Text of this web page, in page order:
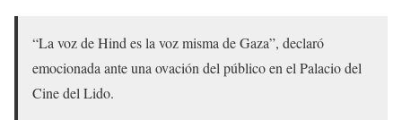
“La voz de Hind es la voz misma de Gaza”, declaró
emocionada ante una ovación del público en el Palacio del
Cine del Lido.